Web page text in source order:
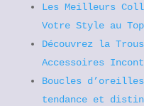
Les Meilleurs
Votre Style au Top
Découvrez la
Accessoires
Boucles
tendance et